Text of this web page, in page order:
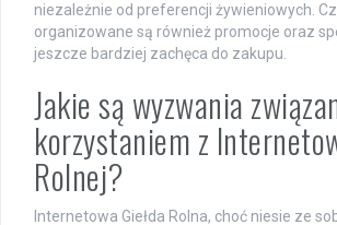
niezależnie od preferencji żywieniowych.
organizowane są również promocje oraz
jeszcze bardziej zachęca do zakupu.
Jakie są wyzwania
korzystaniem z
Rolnej?
Internetowa Giełda Rolna, choć niesie ze